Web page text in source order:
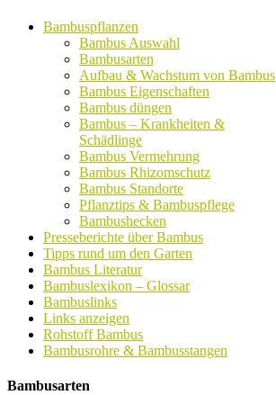
Bambuspflanzen
Bambus Auswahl
Bambusarten
Aufbau & Wachstum von Bambus
Bambus Eigenschaften
Bambus düngen
Bambus – Krankheiten &
Schädlinge
Bambus Vermehrung
Bambus Rhizomschutz
Bambus Standorte
Pflanztips & Bambuspflege
Bambushecken
Presseberichte über Bambus
Tipps rund um den Garten
Bambus Literatur
Bambuslexikon – Glossar
Bambuslinks
Links anzeigen
Rohstoff Bambus
Bambusrohre & Bambusstangen
Bambusarten